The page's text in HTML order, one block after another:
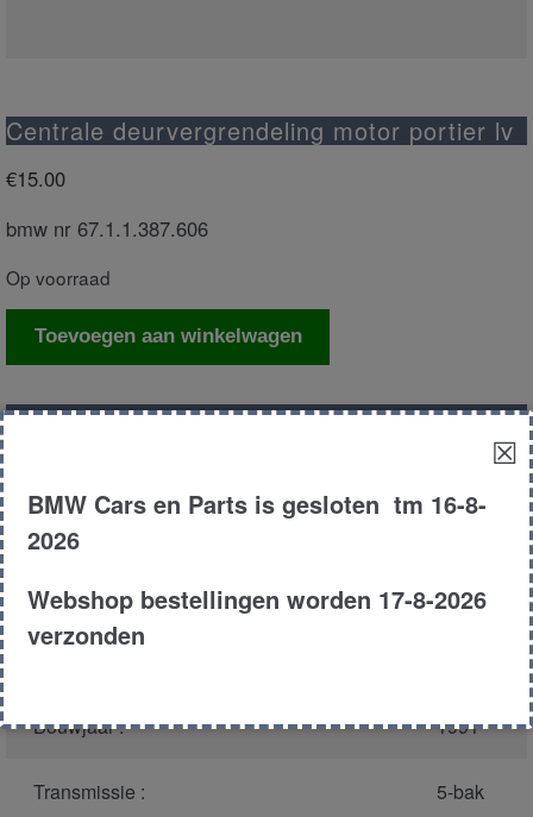
Centrale deurvergrendeling motor portier lv
€15.00
bmw nr 67.1.1.387.606
Op voorraad
Centrale
deurvergrendeling
portier
Toevoegen aan winkelwagen
Model :
Carroserie : Sedan
Bouwjaar : 1991
Transmissie : 5-bak
☒
BMW Cars en Parts is gesloten tm 16-8-
2026
Webshop bestellingen worden 17-8-2026
verzonden